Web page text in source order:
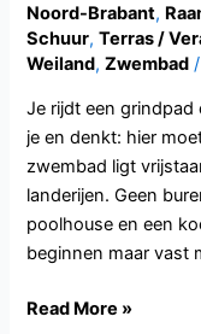
Noord-Brabant,
Schuur,Terras /
Weiland,Zwembad
Je rijdt een
je en denkt: hier
zwembad ligt
landerijen. Geen
poolhouse en een
beginnen maar vast
Read More »